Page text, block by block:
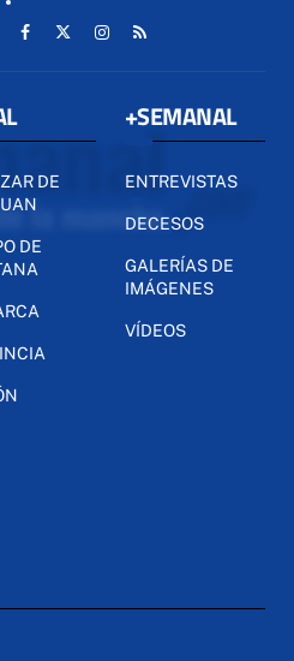
DE
DE
+SEMANAL
ENTREVISTAS
DECESOS
GALERÍAS DE
IMÁGENES
VÍDEOS